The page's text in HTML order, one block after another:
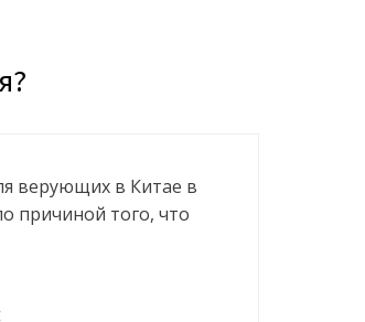
верующих в Китае в
причиной того, что